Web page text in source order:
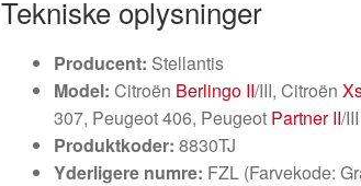
Tekniske oplysninger
Producent: Stellantis
Model: Citroën Berlingo II/III, Citroën
307, Peugeot 406, Peugeot Partner II/III
Produktkoder: 8830TJ
Yderligere numre: FZL (Farvekode: